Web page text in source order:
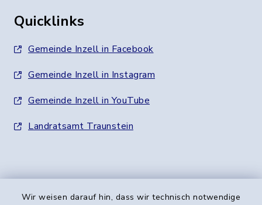
Wir weisen darauf hin, dass wir technisch notwendige
Quicklinks
Gemeinde Inzell in Facebook
Gemeinde Inzell in Instagram
Gemeinde Inzell in YouTube
Landratsamt Traunstein